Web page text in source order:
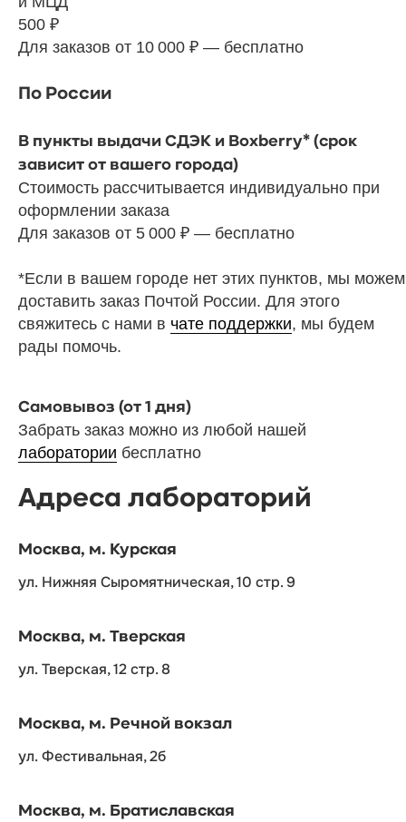
500 ₽
Для заказов от 10 000 ₽ — бесплатно
По России
В пункты выдачи СДЭК и Boxberry* (срок
зависит от вашего города)
Стоимость рассчитывается индивидуально при
оформлении заказа
Для заказов от 5 000 ₽ — бесплатно
*Если в вашем городе нет этих пунктов, мы можем
доставить заказ Почтой России. Для этого
свяжитесь с нами в чате поддержки, мы будем
рады помочь.
Самовывоз (от 1 дня)
Забрать заказ можно из любой нашей
лаборатории бесплатно
Адреса лабораторий
Москва, м. Курская
ул. Нижняя Сыромятническая, 10 стр. 9
Москва, м. Тверская
ул. Тверская, 12 стр. 8
Москва, м. Речной вокзал
ул. Фестивальная, 2б
Москва, м. Братиславская